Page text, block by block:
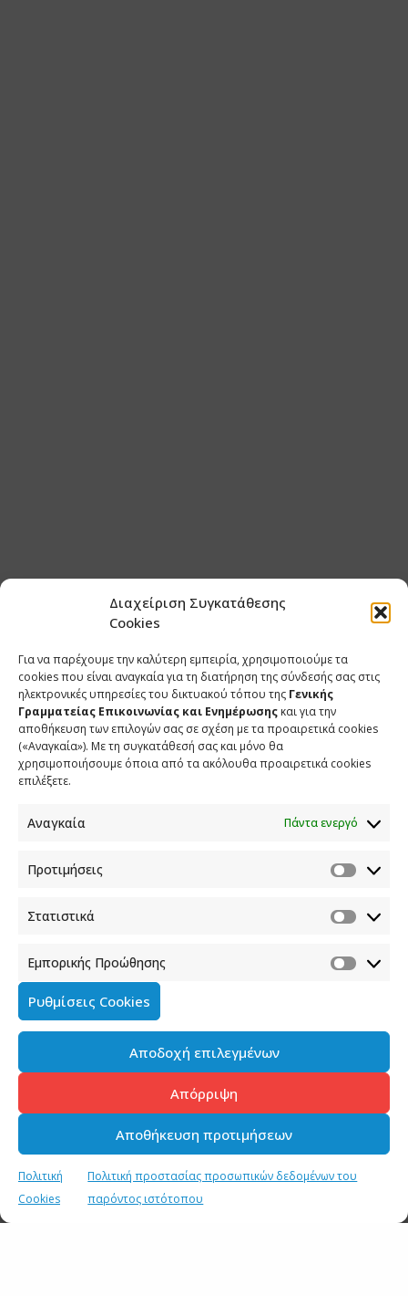
Διαχείριση Συγκατάθεσης
Cookies
Για να παρέχουμε την καλύτερη εμπειρία, χρησιμοποιούμε τα
cookies που είναι αναγκαία για τη διατήρηση της σύνδεσής σας στις
ηλεκτρονικές υπηρεσίες του δικτυακού τόπου της Γενικής
Γραμματείας Επικοινωνίας και Ενημέρωσης και για την
αποθήκευση των επιλογών σας σε σχέση με τα προαιρετικά cookies
(«Αναγκαία»). Με τη συγκατάθεσή σας και μόνο θα
χρησιμοποιήσουμε όποια από τα ακόλουθα προαιρετικά cookies
επιλέξετε.
Αναγκαία Πάντα ενεργό
Προτιμήσεις
Στατιστικά
Εμπορικής Προώθησης
Ρυθμίσεις Cookies
Αποδοχή επιλεγμένων
Απόρριψη
Αποθήκευση προτιμήσεων
Πολιτική
Cookies
Πολιτική προστασίας προσωπικών δεδομένων του
παρόντος ιστότοπου